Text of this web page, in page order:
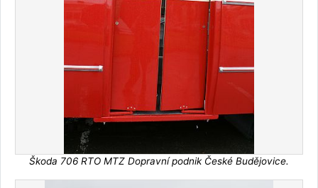
Škoda 706 RTO MTZ Dopravní podnik České Budějovice.